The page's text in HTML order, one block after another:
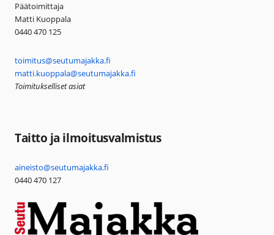
Päätoimittaja
Matti Kuoppala
0440 470 125
toimitus@seutumajakka.fi
matti.kuoppala@seutumajakka.fi
Toimitukselliset asiat
Taitto ja ilmoitusvalmistus
aineisto@seutumajakka.fi
0440 470 127